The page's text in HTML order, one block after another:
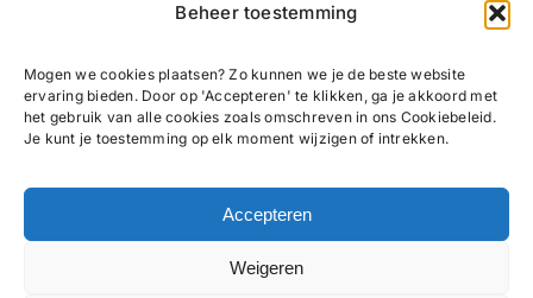
Beheer toestemming
Mogen we cookies plaatsen? Zo kunnen we je de beste website
ervaring bieden. Door op 'Accepteren' te klikken, ga je akkoord met
het gebruik van alle cookies zoals omschreven in ons Cookiebeleid.
Je kunt je toestemming op elk moment wijzigen of intrekken.
Accepteren
Weigeren